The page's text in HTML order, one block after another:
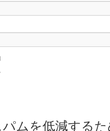
ムを低減するた